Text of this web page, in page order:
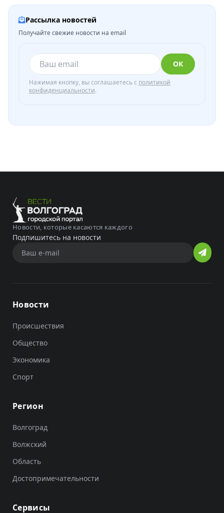
Рассылка новостей
Получайте свежие новости на email
ОК
Нажимая кнопку, вы соглашаетесь с политикой
конфиденциальности.
Новости, которые касаются каждого
Подпишитесь на новости
Новости
Происшествия
Общество
Экономика
Спорт
Регион
Волгоград
Волжский
Область
Достопримечательности
Сервисы